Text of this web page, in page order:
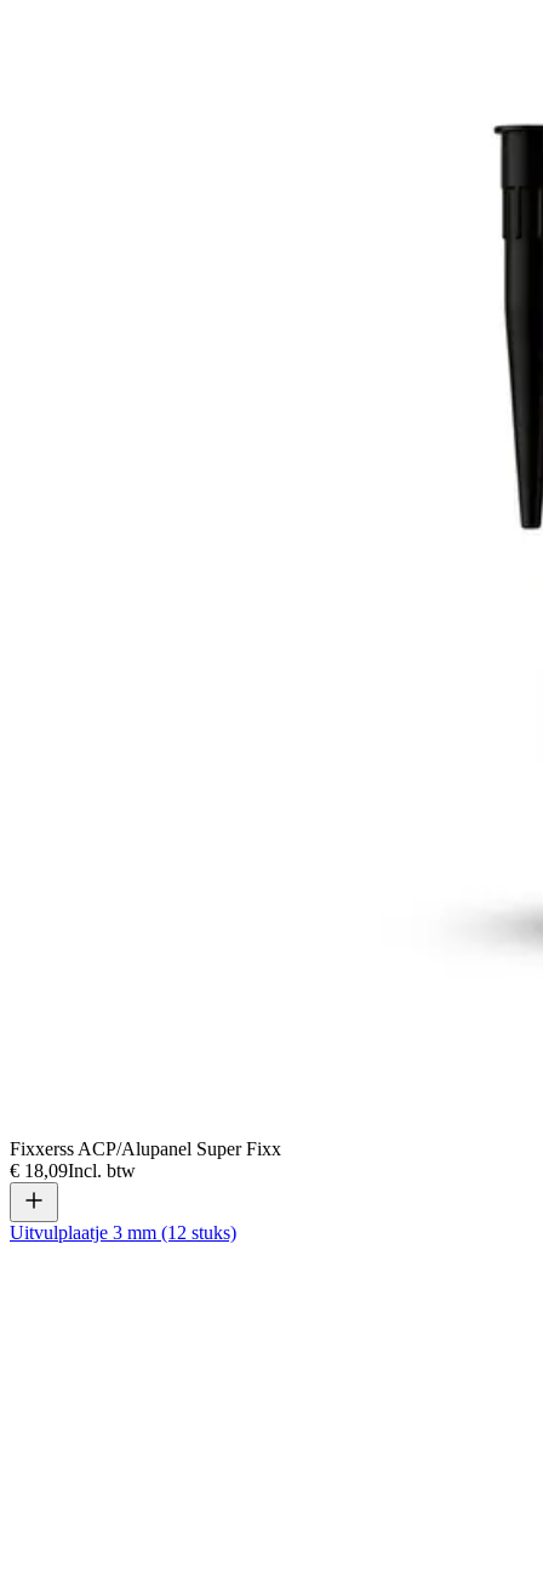
Fixxerss ACP/Alupanel Super Fixx
€ 18,09Incl. btw
Uitvulplaatje 3 mm (12 stuks)